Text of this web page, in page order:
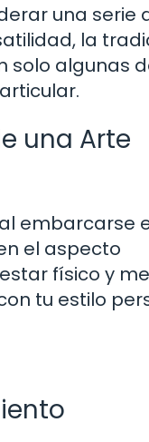
una serie
la
solo algunas
una Arte
embarcarse
el aspecto
físico y
tu estilo